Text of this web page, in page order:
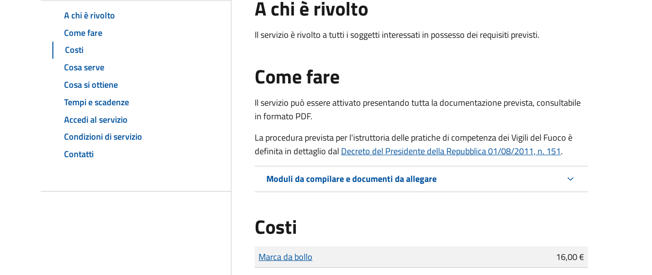
A chi è rivolto
Come fare
Costi
Cosa serve
Cosa si ottiene
Tempi e scadenze
Accedi al servizio
Condizioni di servizio
Contatti
A chi è rivolto
Il servizio è rivolto a tutti i soggetti interessati in possesso dei requisiti previsti.
Come fare
Il servizio può essere attivato presentando tutta la documentazione prevista, consultabile
in formato PDF.
La procedura prevista per l'istruttoria delle pratiche di competenza dei Vigili del Fuoco è
definita in dettaglio dal Decreto del Presidente della Repubblica 01/08/2011, n. 151.
Moduli da compilare e documenti da allegare
Costi
Tipo di pagamento
Importo
Marca da bollo
16,00 €